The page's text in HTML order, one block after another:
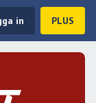
in PLUS